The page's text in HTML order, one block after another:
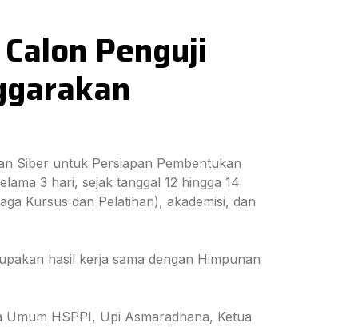
Penguji
Siber untuk Persiapan Pembentukan
3 hari, sejak tanggal 12 hingga 14
Kursus dan Pelatihan), akademisi, dan
hasil kerja sama dengan Himpunan
HSPPI, Upi Asmaradhana, Ketua